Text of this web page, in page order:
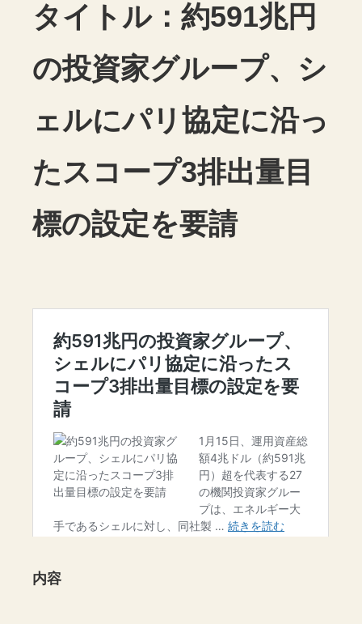
タイトル：約591兆円
の投資家グループ、シ
ェルにパリ協定に沿っ
たスコープ3排出量目
標の設定を要請
内容